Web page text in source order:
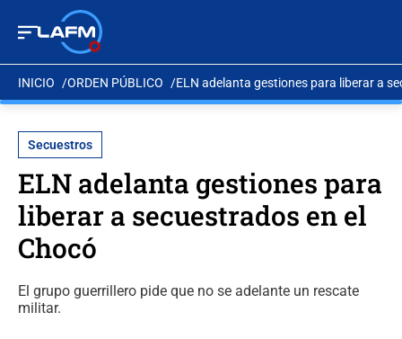
INICIO ORDEN PÚBLICO ELN adelanta gestiones para liberar a
Secuestros
ELN adelanta gestiones para
liberar a secuestrados en el
Chocó
El grupo guerrillero pide que no se adelante un rescate
militar.